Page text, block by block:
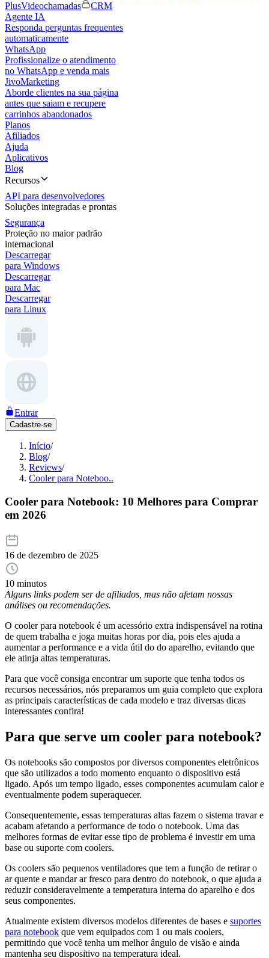
PlusVideochamadas
CRM
Agente IA
Responda perguntas frequentes
automaticamente
WhatsApp
Profissionalize o atendimento
no WhatsApp e venda mais
JivoMarketing
Aborde clientes na sua página
antes que saiam e recupere
carrinhos abandonados
Planos
Afiliados
Ajuda
Aplicativos
Blog
Recursos
API para desenvolvedores
Soluções integradas e prontas
Segurança
Proteção no maior padrão
internacional
Descarregar
para Windows
Descarregar
para Mac
Descarregar
para Linux
Entrar
Cadastre-se
Início/
Blog/
Reviews/
Cooler para Noteboo..
Cooler para Notebook: 10 Melhores para Comprar
em 2026
16 de dezembro de 2025
10 minutos
Alguns links podem ser de afiliados, mas não afetam nossas
análises ou recomendações.
O cooler para notebook é um acessório extra indispensável na rotina
de quem trabalha e joga muitas horas por dia, pois eles ajuda a
aumentar a performance e a vida útil do do aparelho, evitando que
ele atinja altas temperaturas.
Para que você consiga encontrar um suporte que tenha todos os
recursos necessários, nós preparamos um guia completo que explora
as principais características de cada modelo e traz diversas dicas
interessantes confira!
Para que serve um cooler para notebook?
Os notebooks são compostos por diversos componentes eletrônicos
que são utilizados a todo momento enquanto o dispositivo está
ligado. Após um tempo ligado, esses componentes acumulam calor e
eventualmente podem superaquecer.
Consequentemente, essas temperaturas altas fazem o sistema travar e
acabam afetando a performance de todo o notebook. Uma das
melhores formas de evitar esse tipo de problema é investir em uma
base ou suporte com coolers.
Os coolers são pequenos ventiladores que tem a função de retirar o
ar quente e mandar ar fresco para dentro do notebook, o que ajuda a
reduzir consideravelmente a temperatura interna do aparelho e dos
seus componentes.
Atualmente existem diversos modelos diferentes de bases e suportes
para notebook que vem equipados com 1 ou mais coolers,
permitindo que você tenha um melhor ângulo de visão e ainda
mantenha seu dispositivo na temperatura ideal.